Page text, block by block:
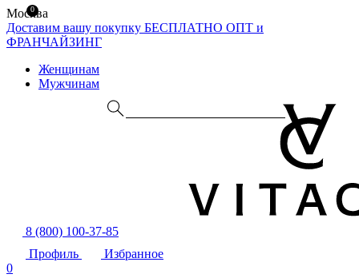
Москва
Доставим вашу покупку БЕСПЛАТНО ОПТ и
ФРАНЧАЙЗИНГ
Женщинам
Мужчинам
8 (800) 100-37-85
Профиль
Избранное
0
0